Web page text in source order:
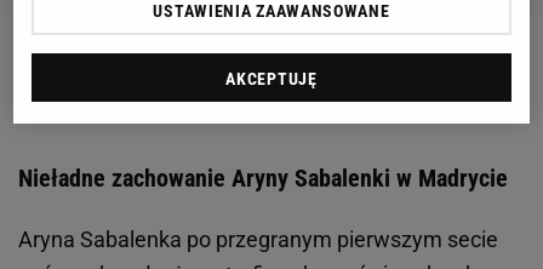
Kamery są prawie wszędzie. "Świątek
będzie musiała się tłumaczyć"
Nieładne zachowanie Aryny Sabalenki w Madrycie
Aryna Sabalenka po przegranym pierwszym secie
USTAWIENIA ZAAWANSOWANE
AKCEPTUJĘ